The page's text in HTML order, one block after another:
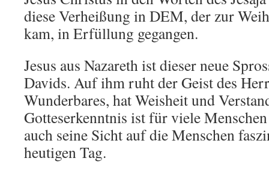
diese Verheißung in DEM, der zur
kam, in Erfüllung gegangen.
Jesus aus Nazareth ist dieser neue
Davids. Auf ihm ruht der Geist des
Wunderbares, hat Weisheit und
Gotteserkenntnis ist für viele
auch seine Sicht auf die Menschen
heutigen Tag.